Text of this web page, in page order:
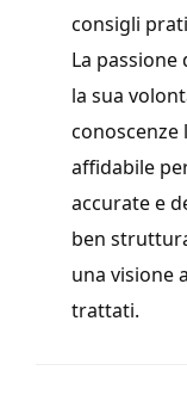
consigli
La
la sua
affidabile
accurate e
ben
una visione
trattati.